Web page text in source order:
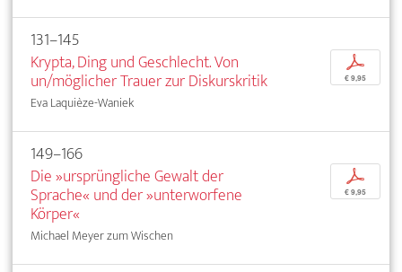
131–145
Krypta, Ding und Geschlecht. Von
un/möglicher Trauer zur Diskurskritik
Eva Laquièze-Waniek
p
€ 9,95
149–166
Die »ursprüngliche Gewalt der
Sprache« und der »unterworfene
Körper«
Michael Meyer zum Wischen
p
€ 9,95